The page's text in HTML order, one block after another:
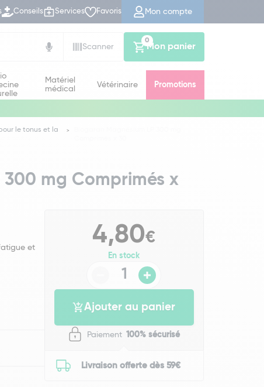
Conseils Services Favoris Mon compte
Scanner
Mon panier
0
Matériel
médical
Vétérinaire Promotions
le tonus et la
300 mg Comprimés x
et
4,80€
En stock
Ajouter au panier
Paiement 100% sécurisé
Livraison offerte dès 59€